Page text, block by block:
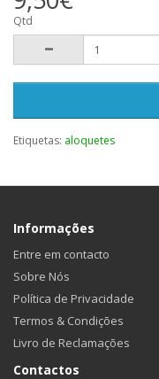
Qtd
Etiquetas: aloquetes
Informações
Entre em contacto
Sobre Nós
Política de Privacidade
Termos & Condições
Livro de Reclamações
Contactos